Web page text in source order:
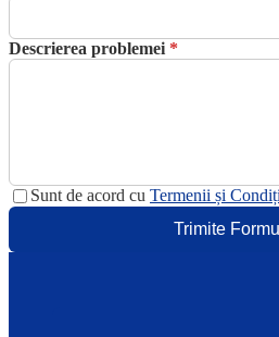
Descrierea problemei *
Sunt de acord cu Termenii și
Trimite